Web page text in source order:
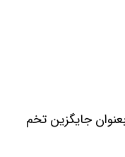
(بعنوان جایگزین تخم